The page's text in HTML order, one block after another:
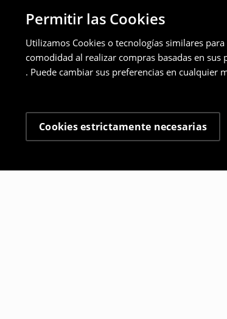
Permitir las Cookies
Utilizamos Cookies o tecnologías similares
comodidad al realizar compras basadas en
. Puede cambiar sus preferencias en cualquier
Cookies estrictamente necesarias